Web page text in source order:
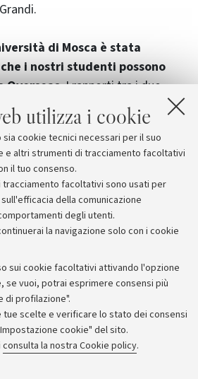
utilizza i cookie
cookie tecnici necessari per il suo
e altri strumenti di tracciamento facoltativi
il tuo consenso.
facoltativi sono usati per
della comunicazione
degli utenti.
la navigazione solo con i cookie
sui cookie facoltativi attivando l'opzione
se vuoi, potrai esprimere consensi più
di profilazione".
scelte e verificare lo stato dei consensi
cookie" del sito.
consulta la nostra Cookie policy.
di Mosca è stata
i nostri studenti possono
Overseas. I rapporti tra i due
in particolare tra il
della Facoltà di Lingue
Scuola Superiore di Lingue
e Traduttori del nostro ateneo
Archivio
stampa
Redazione
Rassegna stampa